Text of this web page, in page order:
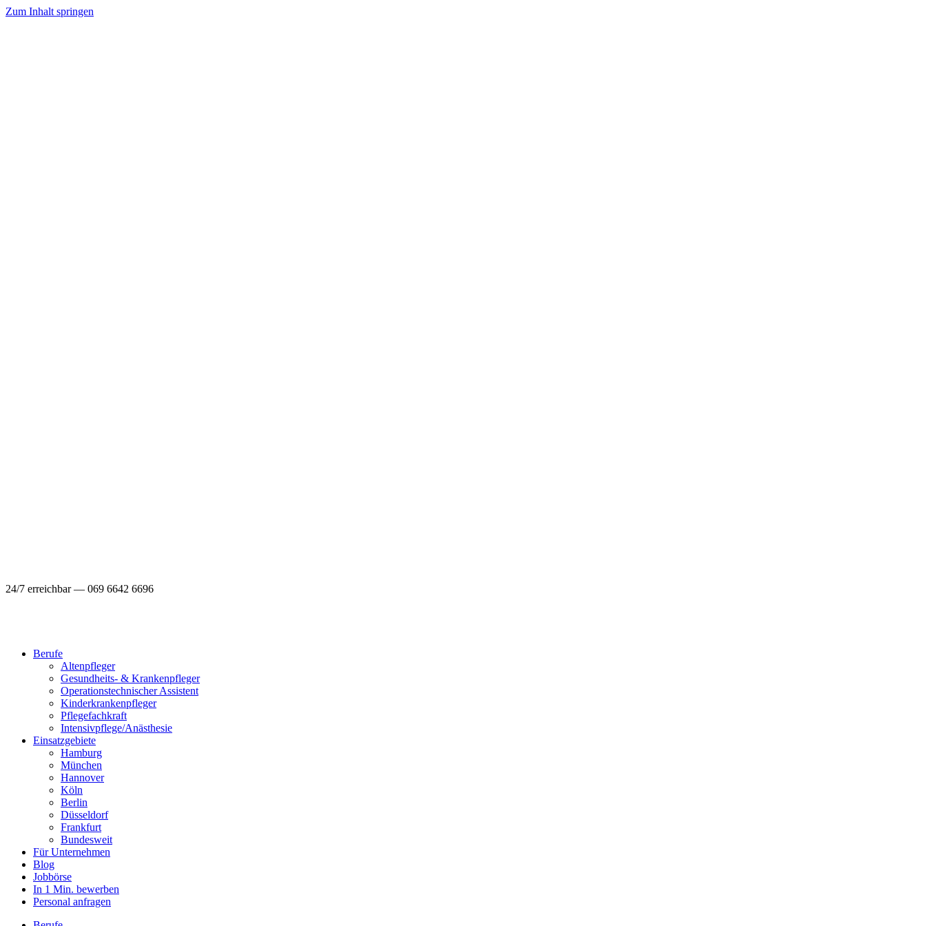
Zum Inhalt springen
24/7 erreichbar — 069 6642 6696
Berufe
Altenpfleger
Gesundheits- & Krankenpfleger
Operationstechnischer Assistent
Kinderkrankenpfleger
Pflegefachkraft
Intensivpflege/Anästhesie
Einsatzgebiete
Hamburg
München
Hannover
Köln
Berlin
Düsseldorf
Frankfurt
Bundesweit
Für Unternehmen
Blog
Jobbörse
In 1 Min. bewerben
Personal anfragen